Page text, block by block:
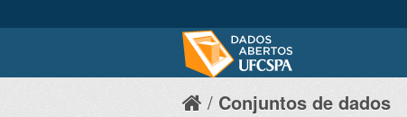
Conjuntos de dados